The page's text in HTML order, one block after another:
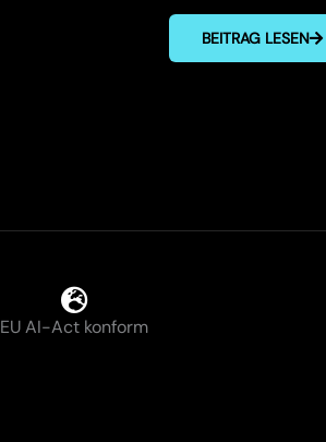
BEITRAG LESEN
EU AI-Act konform